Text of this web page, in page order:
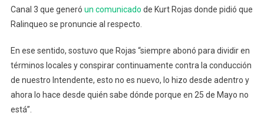
Canal 3 que generó un comunicado de Kurt Rojas donde pidió que
Ralinqueo se pronuncie al respecto.
En ese sentido, sostuvo que Rojas “siempre abonó para dividir en
términos locales y conspirar continuamente contra la conducción
de nuestro Intendente, esto no es nuevo, lo hizo desde adentro y
ahora lo hace desde quién sabe dónde porque en 25 de Mayo no
está”.